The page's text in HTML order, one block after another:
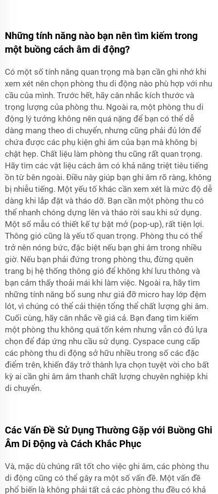
Những tính năng nào bạn nên tìm kiếm trong
một buồng cách âm di động?
Có một số tính năng quan trọng mà bạn cần ghi nhớ khi
xem xét nên chọn phòng thu di động nào phù hợp với nhu
cầu của mình. Trước hết, hãy cân nhắc kích thước và
trọng lượng của phòng thu. Ngoài ra, một phòng thu di
động lý tưởng không nên quá nặng để bạn có thể dễ
dàng mang theo di chuyển, nhưng cũng phải đủ lớn để
chứa được các phụ kiện ghi âm của bạn mà không bị
chật hẹp. Chất liệu làm phòng thu cũng rất quan trọng.
Hãy tìm các vật liệu cách âm có khả năng triệt tiêu tiếng
ồn từ bên ngoài. Điều này giúp bạn ghi âm rõ ràng, không
bị nhiễu tiếng. Một yếu tố khác cần xem xét là mức độ dễ
dàng khi lắp đặt và tháo dỡ. Bạn cần một phòng thu có
thể nhanh chóng dựng lên và tháo rời sau khi sử dụng.
Một số mẫu có thiết kế tự bật mở (pop-up), rất tiện lợi.
Thông gió cũng là yếu tố quan trọng. Phòng thu có thể
trở nên nóng bức, đặc biệt nếu bạn ghi âm trong nhiều
giờ. Nếu bạn phải đứng trong phòng thu, đừng quên
trang bị hệ thống thông gió để không khí lưu thông và
bạn cảm thấy thoải mái khi làm việc. Ngoài ra, hãy tìm
những tính năng bổ sung như giá đỡ micro hay lớp đệm
lót, vì chúng có thể cải thiện tổng thể chất lượng ghi âm.
Cuối cùng, hãy cân nhắc về giá cả. Bạn đang tìm kiếm
một phòng thu không quá tốn kém nhưng vẫn có đủ lựa
chọn để đáp ứng nhu cầu sử dụng. Cyspace cung cấp
các phòng thu di động sở hữu nhiều trong số các đặc
điểm trên, khiến đây trở thành lựa chọn tuyệt vời cho bất
kỳ ai cần ghi âm âm thanh chất lượng chuyên nghiệp khi
di chuyển.
Các Vấn Đề Sử Dụng Thường Gặp với Buồng Ghi
Âm Di Động và Cách Khắc Phục
Và, mặc dù chúng rất tốt cho việc ghi âm, các phòng thu
di động cũng có thể gây ra một số vấn đề. Một vấn đề
phổ biến là không phải tất cả các phòng thu đều có khả